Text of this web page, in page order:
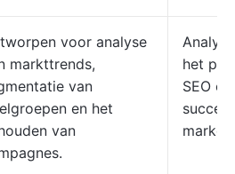
voor analyse
markttrends,
van
en het
van
het
SEO
succes